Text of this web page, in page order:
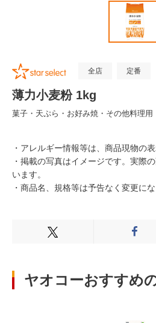
全店 定番
薄力小麦粉 1kg
菓子・天ぷら・お好み焼・その他料理用
・アレルギー情報等は、商品現物の
・掲載の写真はイメージです。実際
います。
・商品名、規格等は予告なく変更に
Xでシェアする
ヤオコーおすすめ